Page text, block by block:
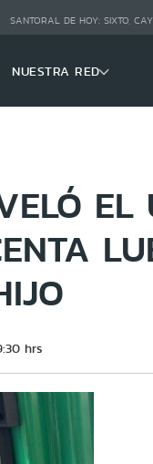
SANTORAL DE HOY: SIXTO,
NUESTRA RED
EL
hrs